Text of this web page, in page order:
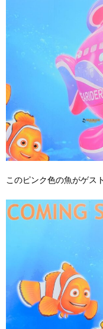
このピンク色の魚がゲス